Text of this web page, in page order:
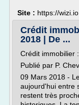
Site : https://wizi.io
Crédit
2018 | De ...
Crédit immobilier
Publié par P.
09 Mars 2018 -
aujourd'hui entre
restent très